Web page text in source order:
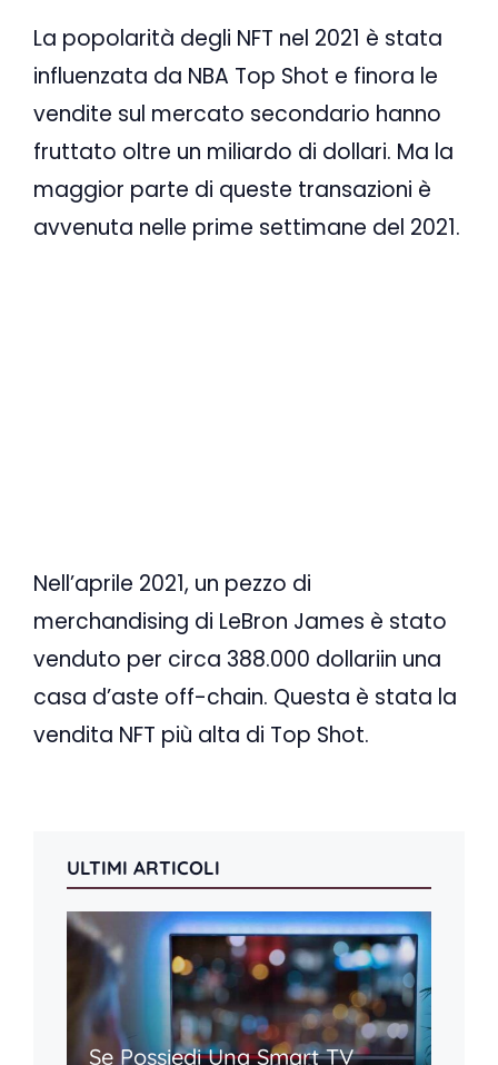
La popolarità degli NFT nel 2021 è stata
influenzata da NBA Top Shot e finora le
vendite sul mercato secondario hanno
fruttato oltre un miliardo di dollari. Ma la
maggior parte di queste transazioni è
avvenuta nelle prime settimane del 2021.
Nell’aprile 2021, un pezzo di
merchandising di LeBron James è stato
venduto per circa 388.000 dollariin una
casa d’aste off-chain. Questa è stata la
vendita NFT più alta di Top Shot.
ULTIMI ARTICOLI
Se Possiedi Una Smart TV